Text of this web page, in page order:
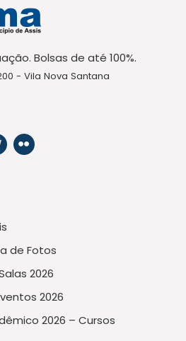
Bolsas de até 100%.
- Vila Nova Santana
de Fotos
2026
2026
2026 – Cursos